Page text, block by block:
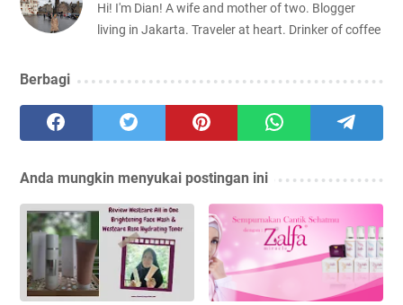
Hi! I'm Dian! A wife and mother of two. Blogger
living in Jakarta. Traveler at heart. Drinker of coffee
Berbagi
Anda mungkin menyukai postingan ini